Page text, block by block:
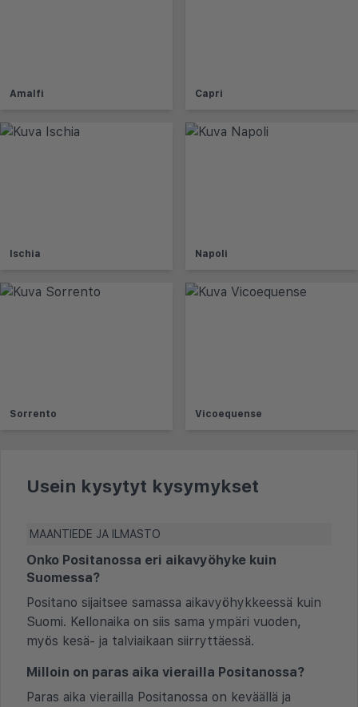
Amalfi Capri
Ischia Napoli
Sorrento Vicoequense
Usein kysytyt kysymykset
MAANTIEDE JA ILMASTO
Onko Positanossa eri aikavyöhyke kuin
Suomessa?
Positano sijaitsee samassa aikavyöhykkeessä kuin
Suomi. Kellonaika on siis sama ympäri vuoden,
myös kesä- ja talviaikaan siirryttäessä.
Milloin on paras aika vierailla Positanossa?
Paras aika vierailla Positanossa on keväällä ja